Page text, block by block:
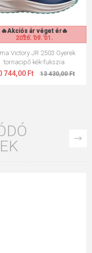
🔥Akciós ár véget ér🔥
2026. 09. 01.
🔥Akciós ár véget ér🔥
2026. 09. 01.
🔥Akciós ár véget ér🔥
2026. 09. 01.
Victory JR 2503 Gyerek
tornacipő kék-fukszia
744,00 Ft 13 430,00 Ft